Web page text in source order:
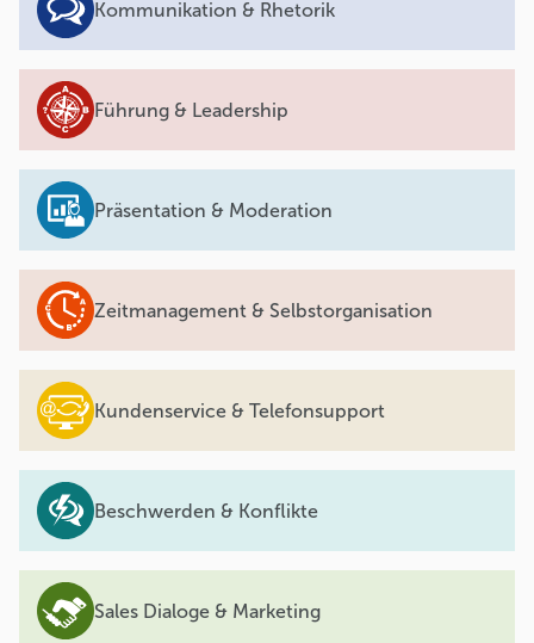
Kommunikation & Rhetorik
Führung & Leadership
Präsentation & Moderation
Zeitmanagement & Selbstorganisation
Kundenservice & Telefonsupport
Beschwerden & Konflikte
Sales Dialoge & Marketing